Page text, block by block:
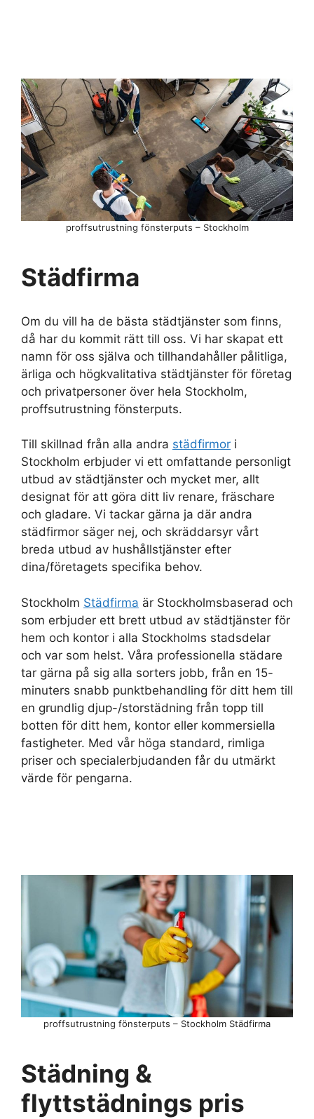
Städfirma
Om du vill ha de bästa städtjänster som finns,
då har du kommit rätt till oss. Vi har skapat ett
namn för oss själva och tillhandahåller pålitliga,
ärliga och högkvalitativa städtjänster för företag
och privatpersoner över hela Stockholm,
proffsutrustning fönsterputs.
Till skillnad från alla andra städfirmor i
Stockholm erbjuder vi ett omfattande personligt
utbud av städtjänster och mycket mer, allt
designat för att göra ditt liv renare, fräschare
och gladare. Vi tackar gärna ja där andra
städfirmor säger nej, och skräddarsyr vårt
breda utbud av hushållstjänster efter
dina/företagets specifika behov.
Stockholm Städfirma är Stockholmsbaserad och
som erbjuder ett brett utbud av städtjänster för
hem och kontor i alla Stockholms stadsdelar
och var som helst. Våra professionella städare
tar gärna på sig alla sorters jobb, från en 15-
minuters snabb punktbehandling för ditt hem till
en grundlig djup-/storstädning från topp till
botten för ditt hem, kontor eller kommersiella
fastigheter. Med vår höga standard, rimliga
priser och specialerbjudanden får du utmärkt
värde för pengarna.
proffsutrustning fönsterputs – Stockholm
proffsutrustning fönsterputs – Stockholm Städfirma
Städning &
flyttstädnings pris